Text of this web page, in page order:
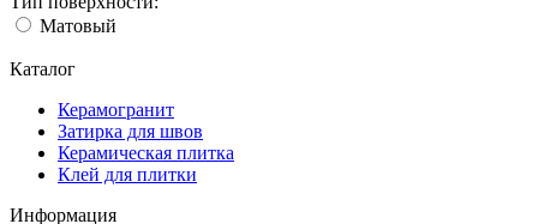
Матовый
Каталог
Керамогранит
Затирка для швов
Керамическая плитка
Клей для плитки
Информация